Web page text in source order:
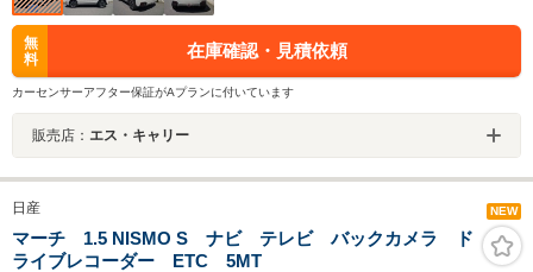
無
料
在庫確認・見積依頼
カーセンサーアフター保証がAプランに付いています
販売店： エス・キャリー
日産 NEW
マーチ 1.5 NISMO S ナビ テレビ バックカメラ ド
ライブレコーダー ETC 5MT